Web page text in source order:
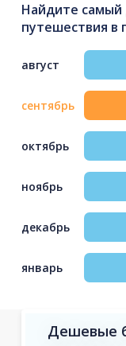
Найдите
путешествия в
август
сентябрь
октябрь
ноябрь
декабрь
январь
Дешевые